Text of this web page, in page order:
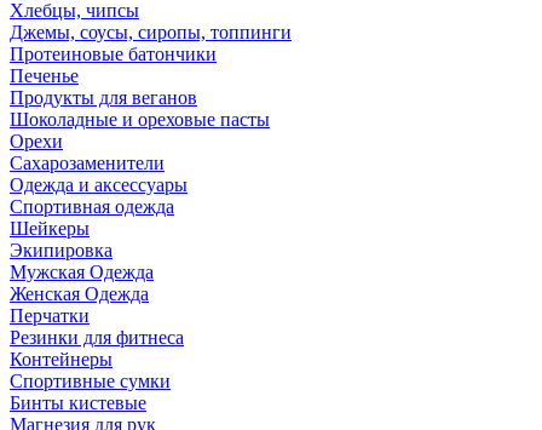
Хлебцы, чипсы
Джемы, соусы, сиропы, топпинги
Протеиновые батончики
Печенье
Продукты для веганов
Шоколадные и ореховые пасты
Орехи
Сахарозаменители
Одежда и аксессуары
Спортивная одежда
Шейкеры
Экипировка
Мужская Одежда
Женская Одежда
Перчатки
Резинки для фитнеса
Контейнеры
Спортивные сумки
Бинты кистевые
Магнезия для рук